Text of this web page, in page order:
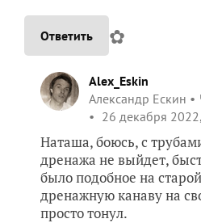
Ответить ✿
Alex_Eskin
Александр Ескин
26 декабря
Наташа, боюсь, с
дренажа не выйдет,
было подобное на
дренажную канаву на
просто тонул.